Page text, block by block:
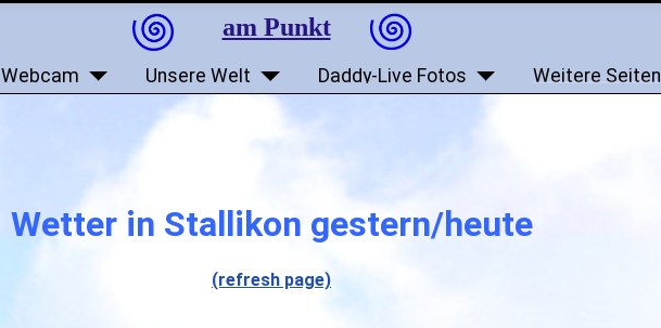
am Punkt
Webcam Unsere Welt Daddy-Live Fotos Weitere Seiten
Wetter in Stallikon gestern/heute
(refresh page)